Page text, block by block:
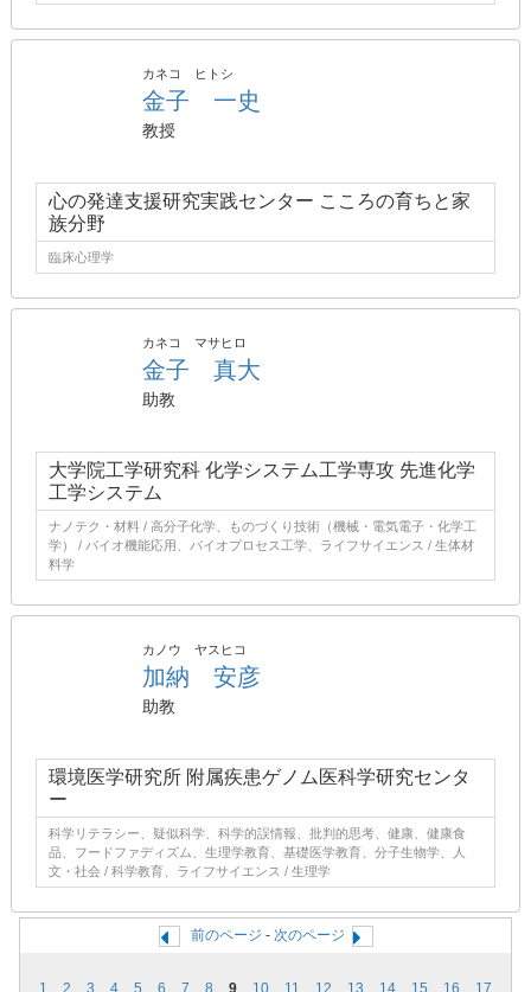
カネコ ヒトシ
金子 一史
教授
心の発達支援研究実践センター こころの育ちと家
族分野
臨床心理学
カネコ マサヒロ
金子 真大
助教
大学院工学研究科 化学システム工学専攻 先進化学
工学システム
ナノテク・材料 / 高分子化学、ものづくり技術（機械・電気電子・化学工
学） / バイオ機能応用、バイオプロセス工学、ライフサイエンス / 生体材
料学
カノウ ヤスヒコ
加納 安彦
助教
環境医学研究所 附属疾患ゲノム医科学研究センタ
ー
科学リテラシー、疑似科学、科学的誤情報、批判的思考、健康、健康食
品、フードファディズム、生理学教育、基礎医学教育、分子生物学、人
文・社会 / 科学教育、ライフサイエンス / 生理学
前のページ - 次のページ
1 2 3 4 5 6 7 8 9 10 11 12 13 14 15 16 17